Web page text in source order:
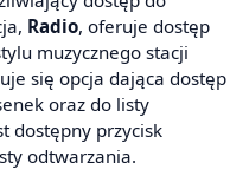
Radio, oferuje dostęp
muzycznego stacji
się opcja dająca dostęp
oraz do listy
dostępny przycisk
odtwarzania.